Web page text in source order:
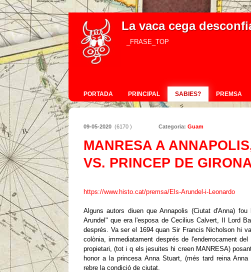
La vaca cega
_FRASE_TOP
PORTADA PRINCIPAL SABIES? PREMSA
09-05-2020 (6170 ) Categoria: Guam
MANRESA A
VS. PRINCEP DE
https://www.histo.cat/premsa/Els-Arundel-i-Leonardo
Alguns autors diuen que Annapolis (Ciutat d'Anna) fou
Arundel" que era l'esposa de Cecilius Calvert, II Lord
després. Va ser el 1694 quan Sir Francis Nicholson hi
colònia, immediatament després de l'enderrocament
propietari, (tot i q els jesuites hi creen MANRESA)
honor a la princesa Anna Stuart, (més tard reina
rebre la condició de ciutat.